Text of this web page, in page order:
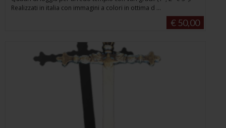
Realizzati in italia con immagini a colori in ottima d ...
€ 50,00